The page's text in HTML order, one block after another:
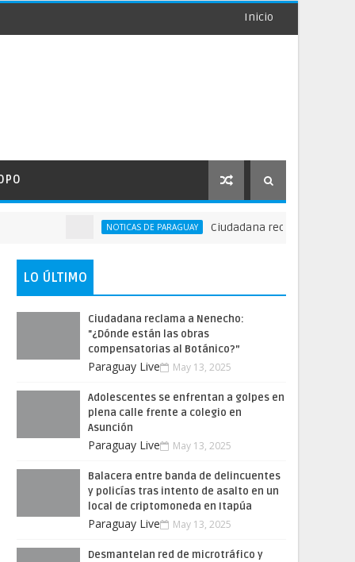
Inicio
NOTICAS DE PARAGUAY Ciudadana reclama a Nenecho:
LO ÚLTIMO
Ciudadana reclama a Nenecho:
"¿Dónde están las obras
compensatorias al Botánico?”
Paraguay Live May 13, 2025
Adolescentes se enfrentan a golpes en
plena calle frente a colegio en
Asunción
Paraguay Live May 13, 2025
Balacera entre banda de delincuentes
y policías tras intento de asalto en un
local de criptomoneda en Itapúa
Paraguay Live May 13, 2025
Desmantelan red de microtráfico y